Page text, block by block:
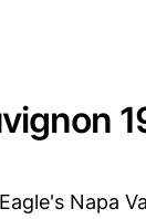
Napa